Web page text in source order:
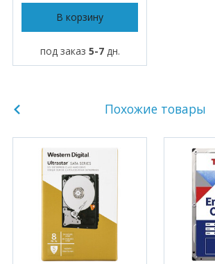
В корзину
под заказ 5-7дн.
Похожие товары